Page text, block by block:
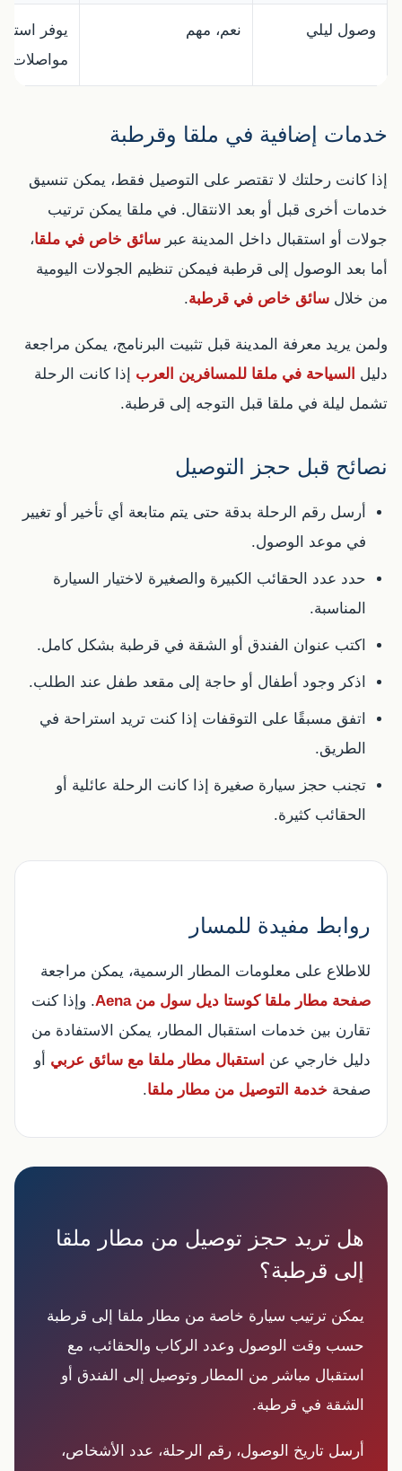
وصول ليلي نعم، مهم
يوفر
مواصلات.
خدمات إضافية في ملقا وقرطبة
إذا كانت رحلتك لا تقتصر على التوصيل فقط، يمكن تنسيق
خدمات أخرى قبل أو بعد الانتقال. في ملقا يمكن ترتيب
جولات أو استقبال داخل المدينة عبر سائق خاص في ملقا،
أما بعد الوصول إلى قرطبة فيمكن تنظيم الجولات اليومية
من خلال سائق خاص في قرطبة.
ولمن يريد معرفة المدينة قبل تثبيت البرنامج، يمكن مراجعة
دليل السياحة في ملقا للمسافرين العرب إذا كانت الرحلة
تشمل ليلة في ملقا قبل التوجه إلى قرطبة.
نصائح قبل حجز التوصيل
أرسل رقم الرحلة بدقة حتى يتم متابعة أي تأخير أو تغيير
في موعد الوصول.
حدد عدد الحقائب الكبيرة والصغيرة لاختيار السيارة
المناسبة.
اكتب عنوان الفندق أو الشقة في قرطبة بشكل كامل.
اذكر وجود أطفال أو حاجة إلى مقعد طفل عند الطلب.
اتفق مسبقًا على التوقفات إذا كنت تريد استراحة في
الطريق.
تجنب حجز سيارة صغيرة إذا كانت الرحلة عائلية أو
الحقائب كثيرة.
روابط مفيدة للمسار
للاطلاع على معلومات المطار الرسمية، يمكن مراجعة
صفحة مطار ملقا كوستا ديل سول من Aena
. وإذا كنت
تقارن بين خدمات استقبال المطار، يمكن الاستفادة من
دليل خارجي عن استقبال مطار ملقا مع سائق عربي أو
صفحة خدمة التوصيل من مطار ملقا.
هل تريد حجز توصيل من مطار ملقا
إلى قرطبة؟
يمكن ترتيب سيارة خاصة من مطار ملقا إلى قرطبة
حسب وقت الوصول وعدد الركاب والحقائب، مع
استقبال مباشر من المطار وتوصيل إلى الفندق أو
الشقة في قرطبة.
أرسل تاريخ الوصول، رقم الرحلة، عدد الأشخاص،